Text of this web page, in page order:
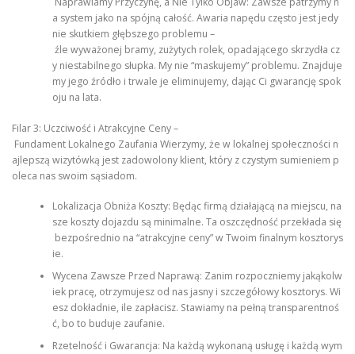
a system jako na spójną całość. Awaria napędu często jest jedy
nie skutkiem głębszego problemu –
źle wyważonej bramy, zużytych rolek, opadającego skrzydła cz
y niestabilnego słupka. My nie “maskujemy” problemu. Znajduje
my jego źródło i trwale je eliminujemy, dając Ci gwarancję spok
oju na lata.
Filar 3: Uczciwość i Atrakcyjne Ceny –
Fundament Lokalnego Zaufania Wierzymy, że w lokalnej społeczności n
ajlepszą wizytówką jest zadowolony klient, który z czystym sumieniem p
oleca nas swoim sąsiadom.
Lokalizacja Obniża Koszty: Będąc firmą działającą na miejscu, na
sze koszty dojazdu są minimalne. Ta oszczędność przekłada się
bezpośrednio na “atrakcyjne ceny” w Twoim finalnym kosztorys
ie.
Wycena Zawsze Przed Naprawą: Zanim rozpoczniemy jakąkolw
iek pracę, otrzymujesz od nas jasny i szczegółowy kosztorys. Wi
esz dokładnie, ile zapłacisz. Stawiamy na pełną transparentnoś
ć, bo to buduje zaufanie.
Rzetelność i Gwarancja: Na każdą wykonaną usługę i każdą wym